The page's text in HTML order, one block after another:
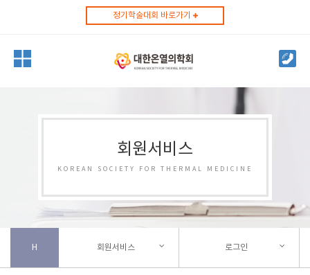
정기학술대회 바로가기
회원서비스
KOREAN SOCIETY FOR THERMAL MEDICINE
H 회원서비스 로그인